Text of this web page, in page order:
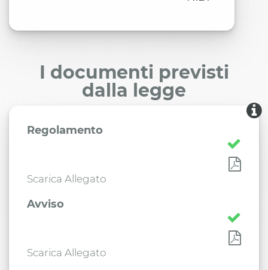
I documenti previsti
dalla legge
Regolamento
Scarica Allegato
Avviso
Scarica Allegato